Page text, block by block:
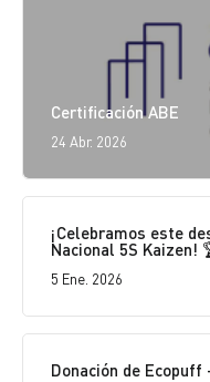
Certificación ABE
24 Abr. 2026
¡Celebramos este
Nacional 5S Kaizen!
5 Ene. 2026
Donación de Ecopuff